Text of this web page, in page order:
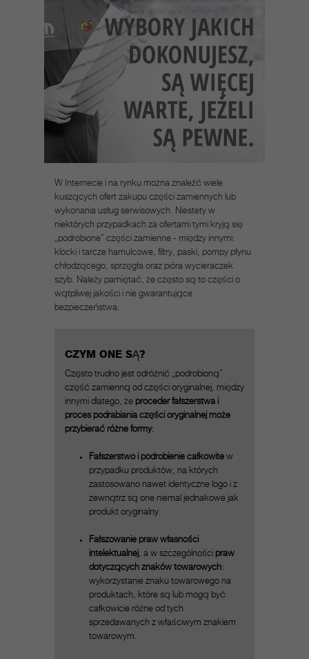
W Internecie i na rynku można znaleźć wiele
kuszących ofert zakupu części zamiennych lub
wykonania usług serwisowych. Niestety w
niektórych przypadkach za ofertami tymi kryją się
„podrobione” części zamienne - między innymi:
klocki i tarcze hamulcowe, filtry, paski, pompy płynu
chłodzącego, sprzęgła oraz pióra wycieraczek
szyb. Należy pamiętać, że często są to części o
wątpliwej jakości i nie gwarantujące
bezpieczeństwa.
CZYM ONE SĄ?
Często trudno jest odróżnić „podrobioną”
część zamienną od części oryginalnej, między
innymi dlatego, że proceder fałszerstwa i
proces podrabiania części oryginalnej może
przybierać różne formy:
Fałszerstwo i podrobienie całkowite w
przypadku produktów, na których
zastosowano nawet identyczne logo i z
zewnątrz są one niemal jednakowe jak
produkt oryginalny.
Fałszowanie praw własności
intelektualnej, a w szczególności praw
dotyczących znaków towarowych:
wykorzystanie znaku towarowego na
produktach, które są lub mogą być
całkowicie różne od tych
sprzedawanych z właściwym znakiem
towarowym.